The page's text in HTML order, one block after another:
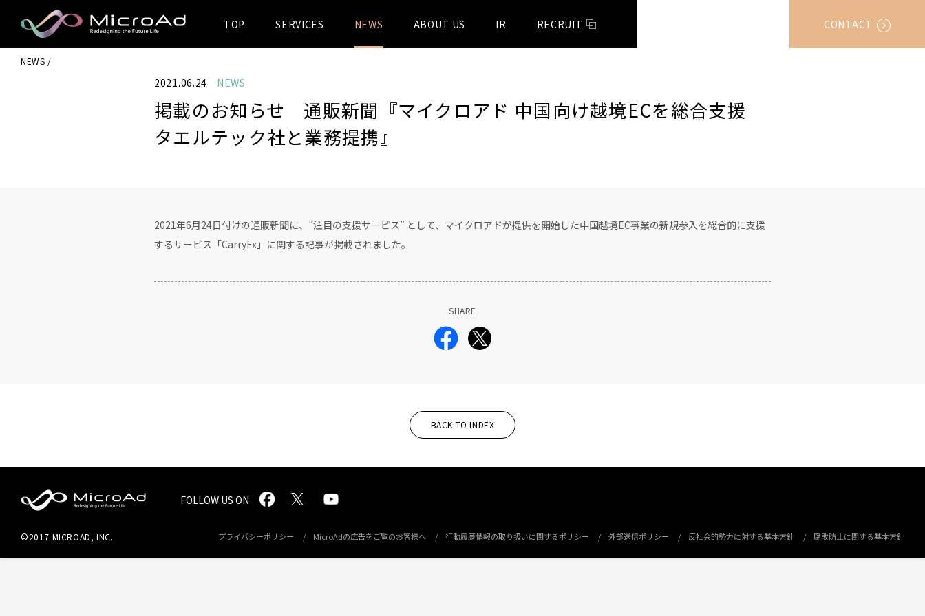
MicroAd -
Redesigning
the Future Life
TOP SERVICES NEWS ABOUT US IR RECRUIT CONTACT
NEWS
2021.06.24 NEWS
掲載のお知らせ 通販新聞『マイクロアド 中国向け越境ECを総合支援
タエルテック社と業務提携』
2021年6月24日付けの通販新聞に、”注目の支援サービス” として、マイクロアドが提供を開始した中国越境EC事業の新規参入を総合的に支援
するサービス「CarryEx」に関する記事が掲載されました。
SHARE
BACK TO INDEX
Redesigning
FOLLOW US ON
プライバシーポリシー MicroAdの広告をご覧のお客様へ 行動履歴情報の取り扱いに関するポリシー 外部送信ポリシー 反社会的勢力に対する基本方針 腐敗防止に関する基本方針
©2017 MICROAD, INC.